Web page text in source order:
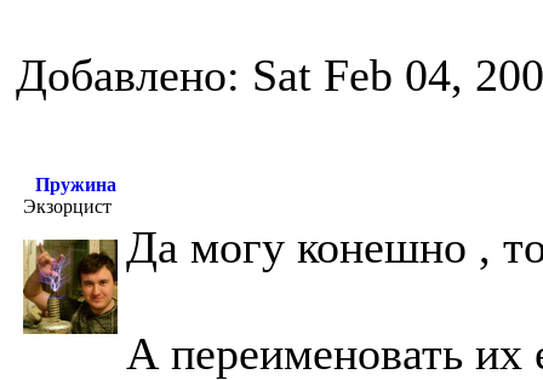
Добавлено: Sat Feb 04,
Пружина
Экзорцист
Да могу конешно ,
А переименовать их